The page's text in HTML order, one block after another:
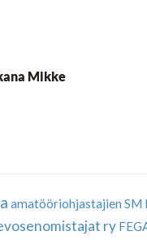
Mikke
amatööriohjastajien SM
ry